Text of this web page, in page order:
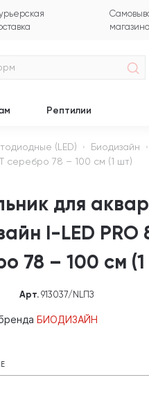
магазина
Рептилии
(LED)
Биодизайн
серебро 78 – 100 см (1 шт)
для
I-LED PRO
78 – 100 см
Арт. 913037/NLПЗ
БИОДИЗАЙН